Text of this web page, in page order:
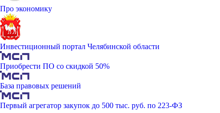
Про экономику
Инвестиционный портал Челябинской области
Приобрести ПО со скидкой 50%
База правовых решений
Первый агрегатор закупок до 500 тыс. руб. по 223-ФЗ